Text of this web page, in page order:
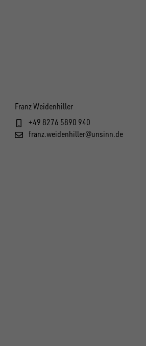
Franz Weidenhiller
+49 8276 5890 940
franz.weidenhiller@unsinn.de